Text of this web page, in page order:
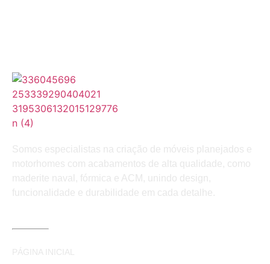
Somos especialistas na criação de móveis planejados e
motorhomes com acabamentos de alta qualidade, como
maderite naval, fórmica e ACM, unindo design,
funcionalidade e durabilidade em cada detalhe.
PÁGINA INICIAL